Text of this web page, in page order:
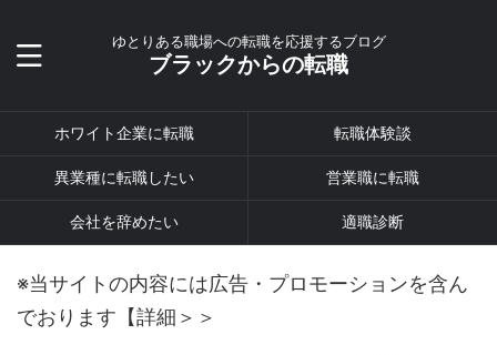
ゆとりある職場への転職を応援するブログ
ブラックからの転職
ホワイト企業に転職 転職体験談
異業種に転職したい 営業職に転職
会社を辞めたい 適職診断
※当サイトの内容には広告・プロモーションを含ん
でおります【詳細＞＞